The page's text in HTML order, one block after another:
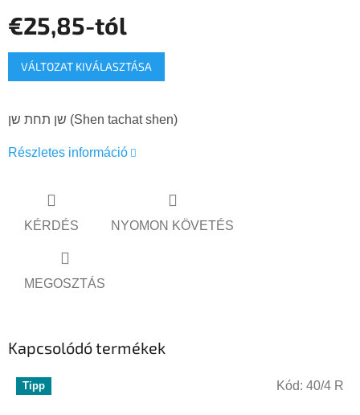
€25,85-tól
Egységár:
VÁLTOZAT KIVÁLASZTÁSA
שן תחת שן (Shen tachat shen)
Részletes információ
KÉRDÉS NYOMON KÖVETÉS
MEGOSZTÁS
Kapcsolódó termékek
Tipp Kód: 40/4 R